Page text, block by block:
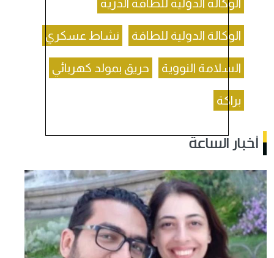
الوكالة الدولية للطاقة الذرية
الوكالة الدولية للطاقة نشاط عسكري
السلامة النووية حريق بمولد كهربائي
براكة
أخبار الساعة